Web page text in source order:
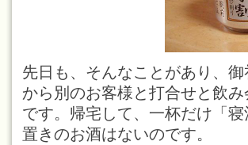
先日も、そんなことがあり、
から別のお客様と打合せと飲
です。帰宅して、一杯だけ「
置きのお酒はないのです。